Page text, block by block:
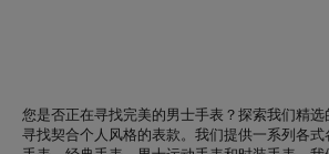
您是否正在寻找完美的男士手表？探索我们精选
寻找契合个人风格的表款。我们提供一系列各